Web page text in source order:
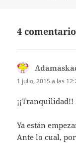
4
1 julio, 2015 a las
¡¡Tranquilidad!!
Ya están
Ante lo cual,